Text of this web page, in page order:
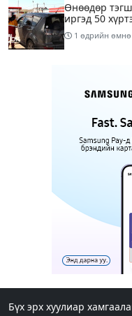
Өнөөдөр
иргэд 50
1 өдрийн өмнө
Өнөөдөр”
1 өдрийн өмнө
1 өдрийн өмнө
МАРГААШ:
Шатахуун
илрүүлэн
Бүх эрх хуулиар